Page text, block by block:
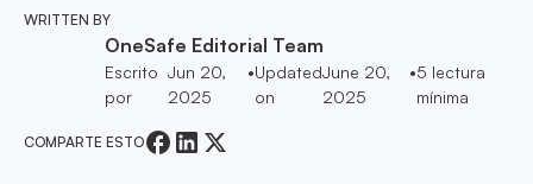
WRITTEN BY
OneSafe Editorial Team
Escrito
por
Jun 20,
2025
•Updated
on
June 20,
2025
•5 lectura
mínima
COMPARTE ESTO